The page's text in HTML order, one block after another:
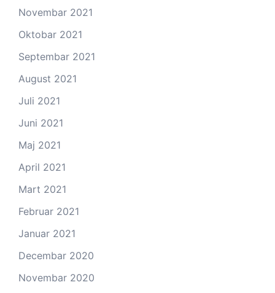
Novembar 2021
Oktobar 2021
Septembar 2021
August 2021
Juli 2021
Juni 2021
Maj 2021
April 2021
Mart 2021
Februar 2021
Januar 2021
Decembar 2020
Novembar 2020